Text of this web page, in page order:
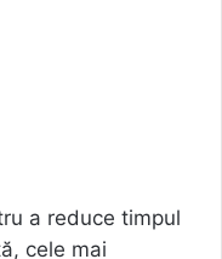
a reduce timpul
cele mai